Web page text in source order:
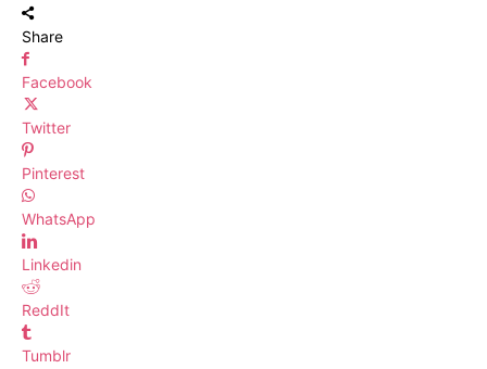
Share
Facebook
Twitter
Pinterest
WhatsApp
Linkedin
ReddIt
Tumblr